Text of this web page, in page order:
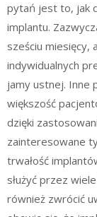
pytań jest to, jak
implantu.
sześciu miesięcy,
indywidualnych
jamy ustnej. Inne
większość
dzięki
zainteresowane
trwałość
służyć przez
również zwrócić